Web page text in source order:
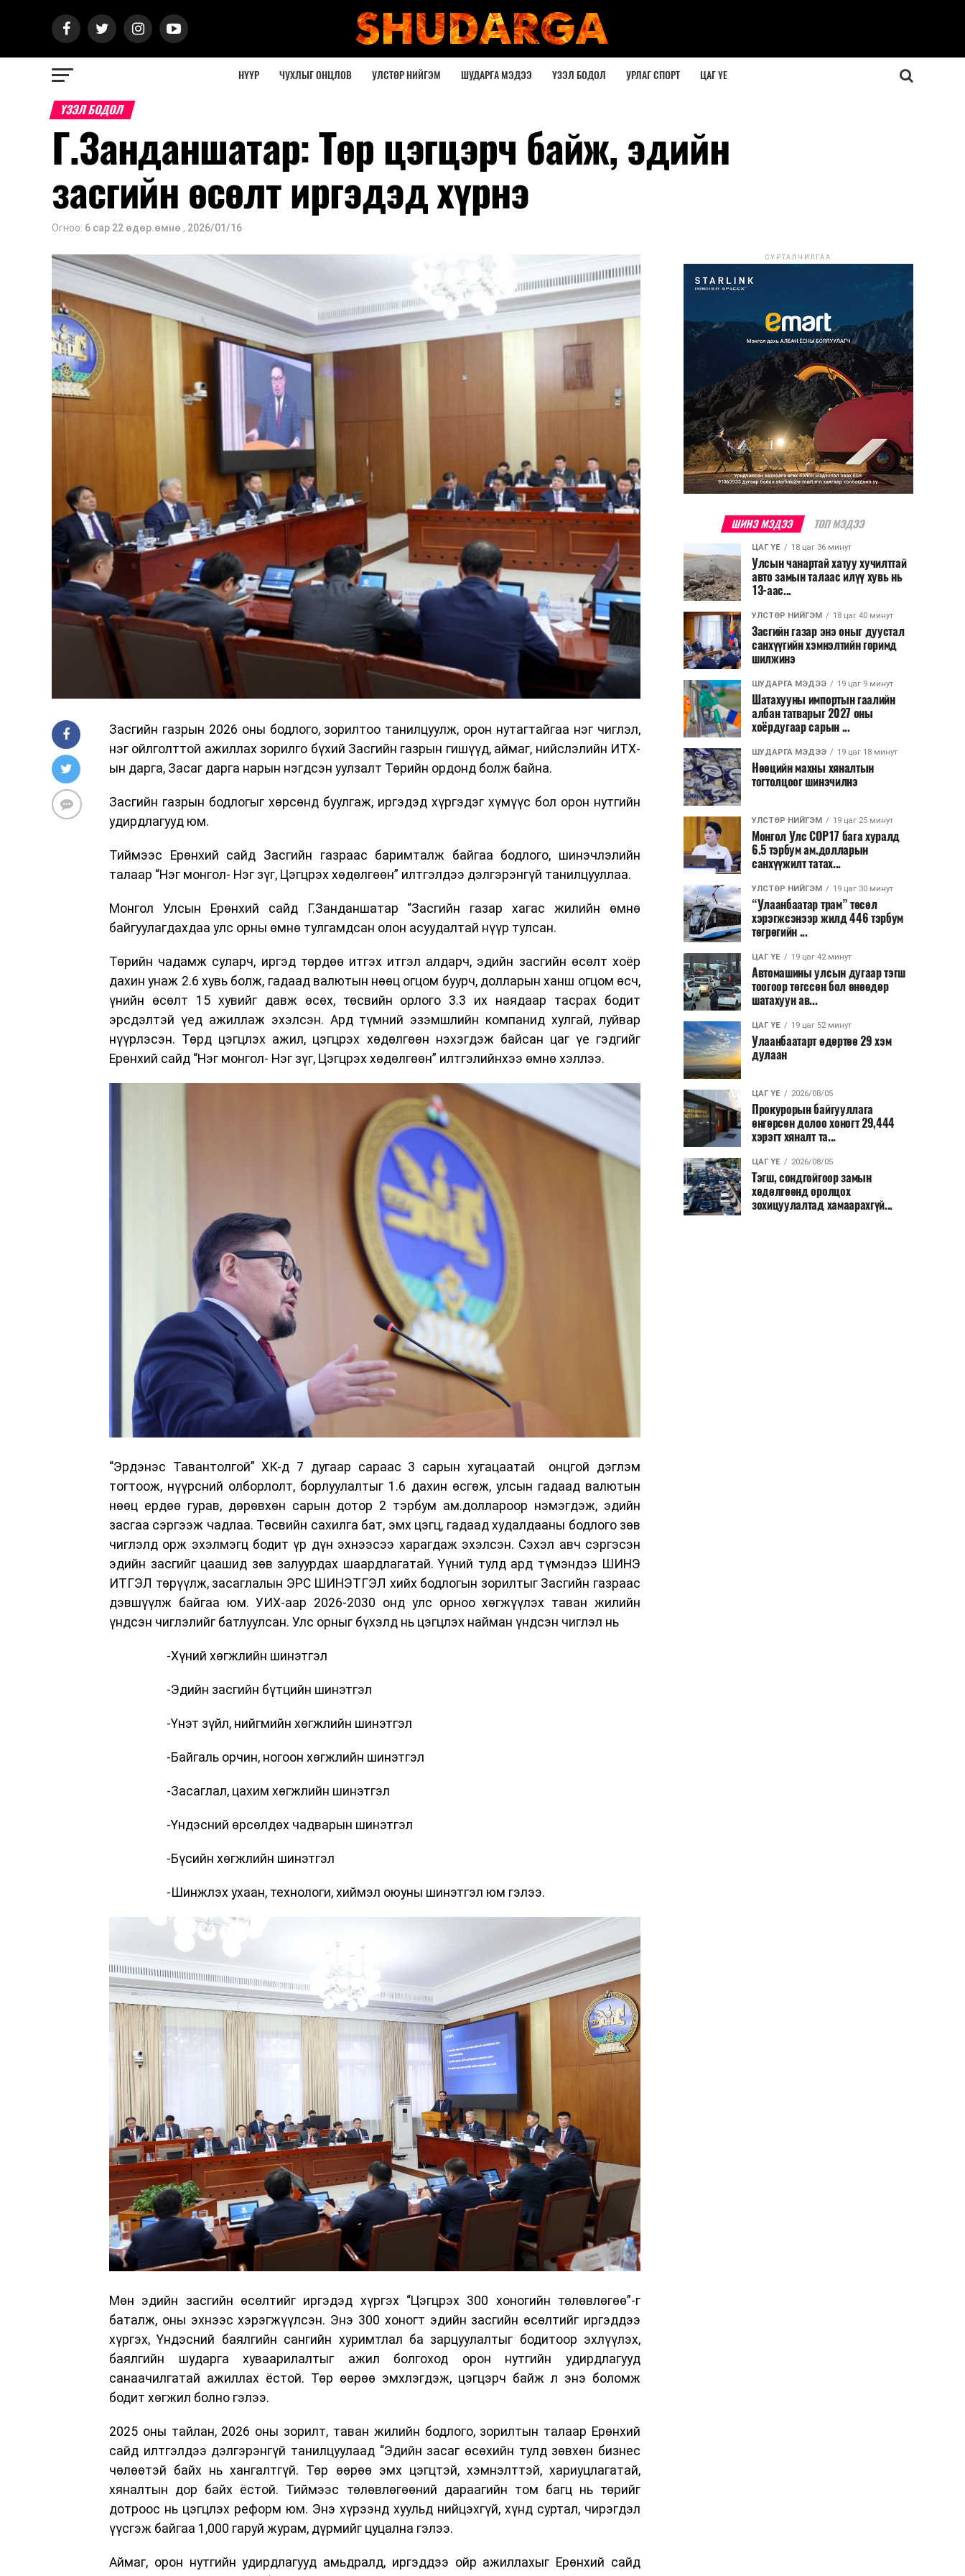
НҮҮР ЧУХЛЫГ ОНЦЛОВ УЛСТӨР НИЙГЭМ ШУДАРГА МЭДЭЭ ҮЗЭЛ БОДОЛ УРЛАГ СПОРТ ЦАГ ҮЕ
ҮЗЭЛ БОДОЛ
Г.Занданшатар: Төр цэгцэрч байж, эдийн
засгийн өсөлт иргэдэд хүрнэ
Огноо: 6 сар 22 өдөр.өмнө , 2026/01/16
Засгийн газрын 2026 оны бодлого, зорилтоо танилцуулж, орон нутагтайгаа нэг чиглэл,
нэг ойлголттой ажиллах зорилго бүхий Засгийн газрын гишүүд, аймаг, нийслэлийн ИТХ-
ын дарга, Засаг дарга нарын нэгдсэн уулзалт Төрийн ордонд болж байна.
Засгийн газрын бодлогыг хөрсөнд буулгаж, иргэдэд хүргэдэг хүмүүс бол орон нутгийн
удирдлагууд юм.
Тиймээс Ерөнхий сайд Засгийн газраас баримталж байгаа бодлого, шинэчлэлийн
талаар “Нэг монгол- Нэг зүг, Цэгцрэх хөдөлгөөн” илтгэлдээ дэлгэрэнгүй танилцууллаа.
Монгол Улсын Ерөнхий сайд Г.Занданшатар “Засгийн газар хагас жилийн өмнө
байгуулагдахдаа улс орны өмнө тулгамдсан олон асуудалтай нүүр тулсан.
Төрийн чадамж суларч, иргэд төрдөө итгэх итгэл алдарч, эдийн засгийн өсөлт хоёр
дахин унаж 2.6 хувь болж, гадаад валютын нөөц огцом буурч, долларын ханш огцом өсч,
үнийн өсөлт 15 хувийг давж өсөх, төсвийн орлого 3.3 их наядаар тасрах бодит
эрсдэлтэй үед ажиллаж эхэлсэн. Ард түмний эзэмшлийн компанид хулгай, луйвар
нүүрлэсэн. Төрд цэгцлэх ажил, цэгцрэх хөдөлгөөн нэхэгдэж байсан цаг үе гэдгийг
Ерөнхий сайд “Нэг монгол- Нэг зүг, Цэгцрэх хөдөлгөөн” илтгэлийнхээ өмнө хэллээ.
“Эрдэнэс Тавантолгой” ХК-д 7 дугаар сараас 3 сарын хугацаатай онцгой дэглэм
тогтоож, нүүрсний олборлолт, борлуулалтыг 1.6 дахин өсгөж, улсын гадаад валютын
нөөц ердөө гурав, дөрөвхөн сарын дотор 2 тэрбум ам.доллароор нэмэгдэж, эдийн
засгаа сэргээж чадлаа. Төсвийн сахилга бат, эмх цэгц, гадаад худалдааны бодлого зөв
чиглэлд орж эхэлмэгц бодит үр дүн эхнээсээ харагдаж эхэлсэн. Сэхэл авч сэргэсэн
эдийн засгийг цаашид зөв залуурдах шаардлагатай. Үүний тулд ард түмэндээ ШИНЭ
ИТГЭЛ төрүүлж, засаглалын ЭРС ШИНЭТГЭЛ хийх бодлогын зорилтыг Засгийн газраас
дэвшүүлж байгаа юм. УИХ-аар 2026-2030 онд улс орноо хөгжүүлэх таван жилийн
үндсэн чиглэлийг батлуулсан. Улс орныг бүхэлд нь цэгцлэх найман үндсэн чиглэл нь
-Хүний хөгжлийн шинэтгэл
-Эдийн засгийн бүтцийн шинэтгэл
-Үнэт зүйл, нийгмийн хөгжлийн шинэтгэл
-Байгаль орчин, ногоон хөгжлийн шинэтгэл
-Засаглал, цахим хөгжлийн шинэтгэл
-Үндэсний өрсөлдөх чадварын шинэтгэл
-Бүсийн хөгжлийн шинэтгэл
-Шинжлэх ухаан, технологи, хиймэл оюуны шинэтгэл юм гэлээ.
Мөн эдийн засгийн өсөлтийг иргэдэд хүргэх “Цэгцрэх 300 хоногийн төлөвлөгөө”-г
баталж, оны эхнээс хэрэгжүүлсэн. Энэ 300 хоногт эдийн засгийн өсөлтийг иргэддээ
хүргэх, Үндэсний баялгийн сангийн хуримтлал ба зарцуулалтыг бодитоор эхлүүлэх,
баялгийн шударга хуваарилалтыг ажил болгоход орон нутгийн удирдлагууд
санаачилгатай ажиллах ёстой. Төр өөрөө эмхлэгдэж, цэгцэрч байж л энэ боломж
бодит хөгжил болно гэлээ.
2025 оны тайлан, 2026 оны зорилт, таван жилийн бодлого, зорилтын талаар Ерөнхий
сайд илтгэлдээ дэлгэрэнгүй танилцуулаад “Эдийн засаг өсөхийн тулд зөвхөн бизнес
чөлөөтэй байх нь хангалтгүй. Төр өөрөө эмх цэгцтэй, хэмнэлттэй, хариуцлагатай,
хяналтын дор байх ёстой. Тиймээс төлөвлөгөөний дараагийн том багц нь төрийг
дотроос нь цэгцлэх реформ юм. Энэ хүрээнд хуульд нийцэхгүй, хүнд суртал, чирэгдэл
үүсгэж байгаа 1,000 гаруй журам, дүрмийг цуцална гэлээ.
Аймаг, орон нутгийн удирдлагууд амьдралд, иргэддээ ойр ажиллахыг Ерөнхий сайд
СУРТАЛЧИЛГАА
ШИНЭ МЭДЭЭ ТОП МЭДЭЭ
ЦАГ ҮЕ 18 цаг 36 минут
Улсын чанартай хатуу хучилттай
авто замын талаас илүү хувь нь
13-аас...
УЛСТӨР НИЙГЭМ 18 цаг 40 минут
Засгийн газар энэ оныг дуустал
санхүүгийн хэмнэлтийн горимд
шилжинэ
ШУДАРГА МЭДЭЭ 19 цаг 9 минут
Шатахууны импортын гаалийн
албан татварыг 2027 оны
хоёрдугаар сарын ...
ШУДАРГА МЭДЭЭ 19 цаг 18 минут
Нөөцийн махны хяналтын
тогтолцоог шинэчилнэ
УЛСТӨР НИЙГЭМ 19 цаг 25 минут
Монгол Улс COP17 бага хуралд
6.5 тэрбум ам.долларын
санхүүжилт татах...
УЛСТӨР НИЙГЭМ 19 цаг 30 минут
“Улаанбаатар трам” төсөл
хэрэгжсэнээр жилд 446 тэрбум
төгрөгийн ...
ЦАГ ҮЕ 19 цаг 42 минут
Автомашины улсын дугаар тэгш
тоогоор төгссөн бол өнөөдөр
шатахуун ав...
ЦАГ ҮЕ 19 цаг 52 минут
Улаанбаатарт өдөртөө 29 хэм
дулаан
ЦАГ ҮЕ 2026/08/05
Прокурорын байгууллага
өнгөрсөн долоо хоногт 29,444
хэрэгт хяналт та...
ЦАГ ҮЕ 2026/08/05
Тэгш, сондгойгоор замын
хөдөлгөөнд оролцох
зохицуулалтад хамаарахгүй...